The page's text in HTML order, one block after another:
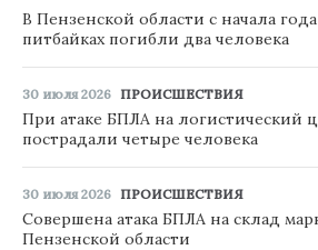
В Пензенской области с начала
питбайках погибли два человека
30 июля 2026 ПРОИСШЕСТВИЯ
При атаке БПЛА на логистический
пострадали четыре человека
30 июля 2026 ПРОИСШЕСТВИЯ
Совершена атака БПЛА на склад
Пензенской области